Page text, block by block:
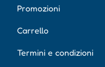
Promozioni
Carrello
Termini e condizioni